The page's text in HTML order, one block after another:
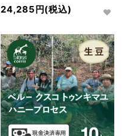
24,285円(税込)